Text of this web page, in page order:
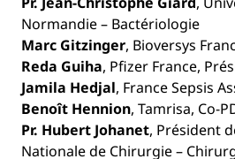
Normandie – Bactériologie
Marc Gitzinger, Bioversys
Reda Guiha, Pfizer France,
Jamila Hedjal, France Sepsis
Benoît Hennion, Tamrisa, Co-
Pr. Hubert Johanet, Président
Nationale de Chirurgie –